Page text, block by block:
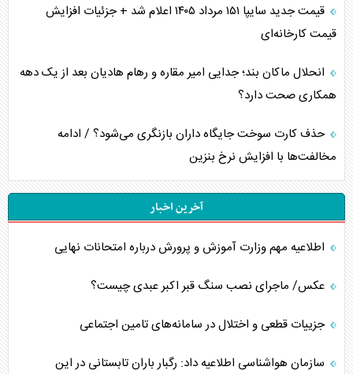
قیمت جدید سایپا ۱۵۱ مرداد ۱۴۰۵ اعلام شد + جزئیات افزایش
قیمت کارخانه‌ای
انحلال ماکان بند؛ جدایی امیر مقاره و رهام هادیان بعد از یک دهه
همکاری صحت دارد؟
حذف کارت سوخت جایگاه داران بازنگری می‌شود؟ / ادامه
مخالفت‌ها با افزایش نرخ بنزین
آخرین اخبار
اطلاعیه مهم وزارت آموزش و پرورش درباره امتحانات نهایی
عکس/ ماجرای نصب سنگ قبر اکبر عبدی چیست؟
جزییات قطعی و اختلال در سامانه‌های تامین اجتماعی
سازمان هواشناسی اطلاعیه داد: رگبار باران تابستانی در این